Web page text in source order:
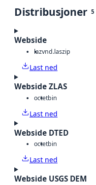
Distribusjoner 5
Webside
lazvnd.laszip
Last ned
Webside ZLAS
octetbin
Last ned
Webside DTED
octetbin
Last ned
Webside USGS DEM